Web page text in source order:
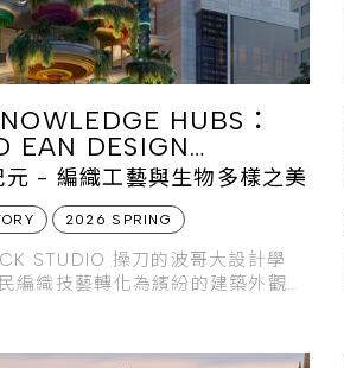
HUBS：
EAN DESIGN
MAKERS’ SPACE
元 - 編織工藝與生物多樣之美
2026 SPRING
STUDIO 操刀的波哥大設計學
編織技藝轉化為繽紛的建築外觀，